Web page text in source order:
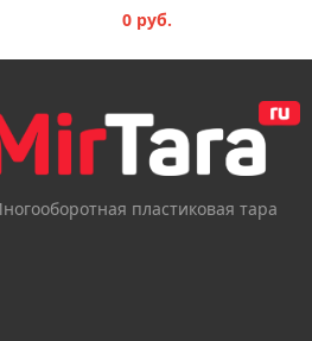
0 руб.
пластиковая тара